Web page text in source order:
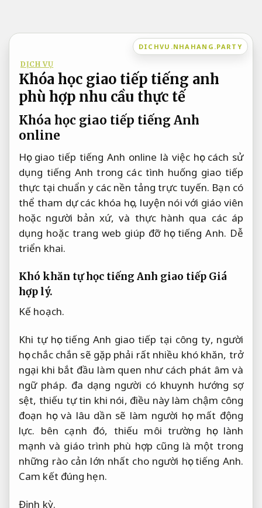
nội
DICHVU.NHAHANG.PARTY
DỊCH VỤ
Khóa học giao tiếp tiếng anh
phù hợp nhu cầu thực tế
Khóa học giao tiếp tiếng Anh
online
Học giao tiếp tiếng Anh online là việc học cách sử
dụng tiếng Anh trong các tình huống giao tiếp
thực tại chuẩn y các nền tảng trực tuyến. Bạn có
thể tham dự các khóa học, luyện nói với giáo viên
hoặc người bản xứ, và thực hành qua các áp
dụng hoặc trang web giúp đỡ học tiếng Anh. Dễ
triển khai.
Khó khăn tự học tiếng Anh giao tiếp Giá
hợp lý.
Kế hoạch.
Khi tự học tiếng Anh giao tiếp tại công ty, người
học chắc chắn sẽ gặp phải rất nhiều khó khăn, trở
ngại khi bắt đầu làm quen như cách phát âm và
ngữ pháp. đa dạng người có khuynh hướng sợ
sệt, thiếu tự tin khi nói, điều này làm chậm công
đoạn học và lâu dần sẽ làm người học mất động
lực. bên cạnh đó, thiếu môi trường học lành
mạnh và giáo trình phù hợp cũng là một trong
những rào cản lớn nhất cho người học tiếng Anh.
Cam kết đúng hẹn.
Định kỳ.